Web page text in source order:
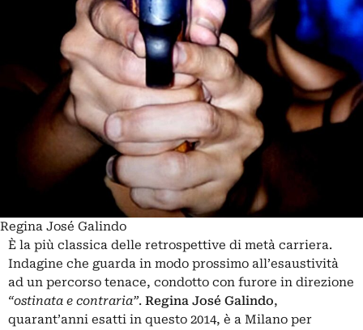
Regina José Galindo
È la più classica delle retrospettive di metà carriera.
Indagine che guarda in modo prossimo all’esaustività
ad un percorso tenace, condotto con furore in direzione
“ostinata e contraria”. Regina José Galindo,
quarant’anni esatti in questo 2014, è a Milano per